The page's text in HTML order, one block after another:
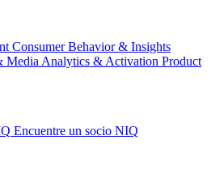
Consumer Behavior & Insights
Media Analytics & Activation Product
Encuentre un socio NIQ